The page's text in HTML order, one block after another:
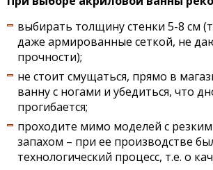
выбирать толщину стенки 5-8 см
даже армированные сеткой, не
прочности);
не стоит смущаться, прямо в
ванну с ногами и убедиться, что
прогибается;
проходите мимо моделей с
запахом – при ее производстве
технологический процесс, т.е. о